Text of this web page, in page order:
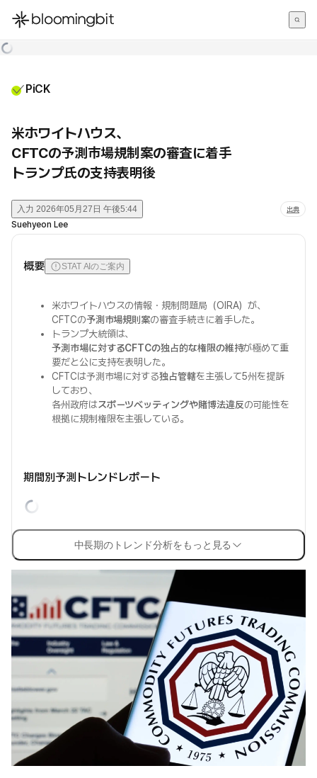
한국어
PiCK
米ホワイトハウス、
CFTCの予測市場規制案の審査に着手
トランプ氏の支持表明後
入力 2026年05月27日 午後5:44 出典
Suehyeon Lee
概要 STAT AIのご案内
米ホワイトハウスの情報・規制問題局（OIRA）が、
CFTCの予測市場規則案の審査手続きに着手した。
トランプ大統領は、
予測市場に対するCFTCの独占的な権限の維持が極めて重
要だと公に支持を表明した。
CFTCは予測市場に対する独占管轄を主張して5州を提訴
しており、
各州政府はスポーツベッティングや賭博法違反の可能性を
根拠に規制権限を主張している。
期間別予測トレンドレポート
中長期のトレンド分析をもっと見る